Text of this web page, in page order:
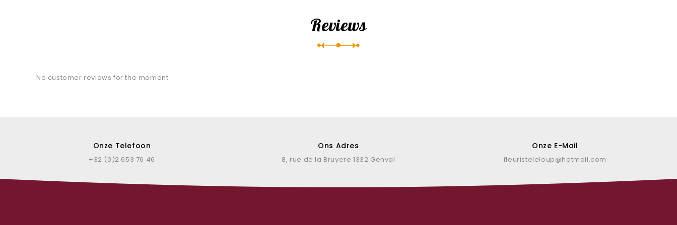
Reviews
No customer reviews for the moment.
Onze Telefoon
+32 (0)2 653 76 46
Ons Adres
8, rue de la Bruyere 1332 Genval
Onze E-Mail
fleuristeleloup@hotmail.com